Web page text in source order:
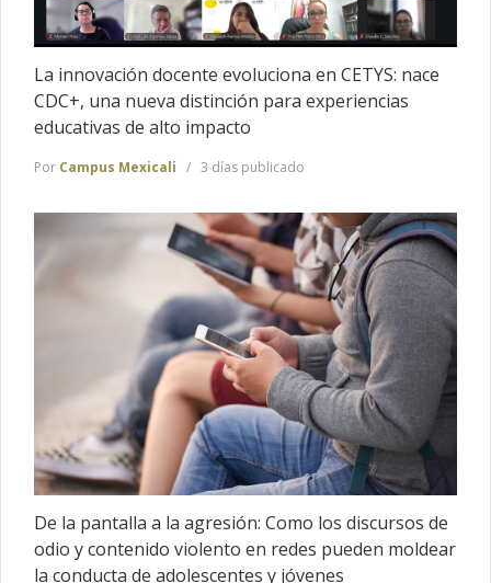
La innovación docente evoluciona en CETYS: nace
CDC+, una nueva distinción para experiencias
educativas de alto impacto
Por Campus Mexicali 3 días publicado
De la pantalla a la agresión: Como los discursos de
odio y contenido violento en redes pueden moldear
la conducta de adolescentes y jóvenes